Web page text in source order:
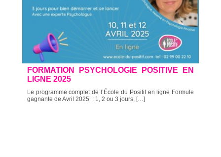
FORMATION PSYCHOLOGIE POSITIVE EN
LIGNE 2025
Le programme complet de l’École du Positif en ligne Formule
gagnante de Avril 2025 : 1, 2 ou 3 jours, […]